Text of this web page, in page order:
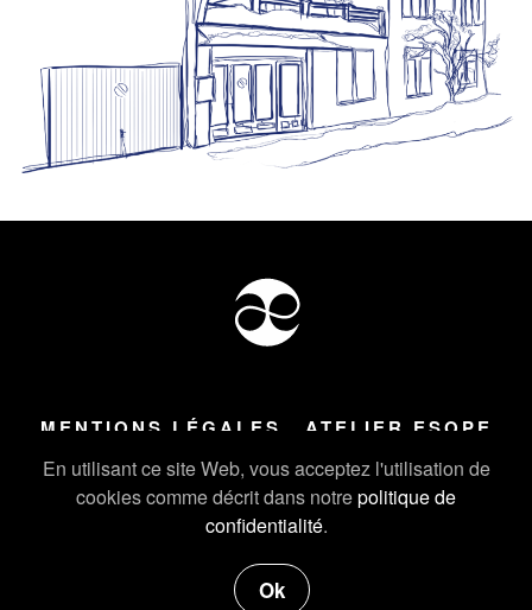
En utilisant ce site Web, vous acceptez l'utilisation de
cookies comme décrit dans notrepolitique de
confidentialité.
Ok
MENTIONS LÉGALES ATELIER ESOPE